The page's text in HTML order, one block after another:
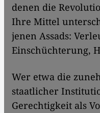
denen die
Ihre Mittel
jenen Assads:
Einschüchterung,
Wer etwa die
staatlicher
Gerechtigkeit als